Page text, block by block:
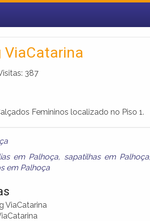
ViaCatarina
387
Femininos localizado no Piso 1.
em Palhoça, sapatilhas em Palhoça,
em Palhoça
ViaCatarina